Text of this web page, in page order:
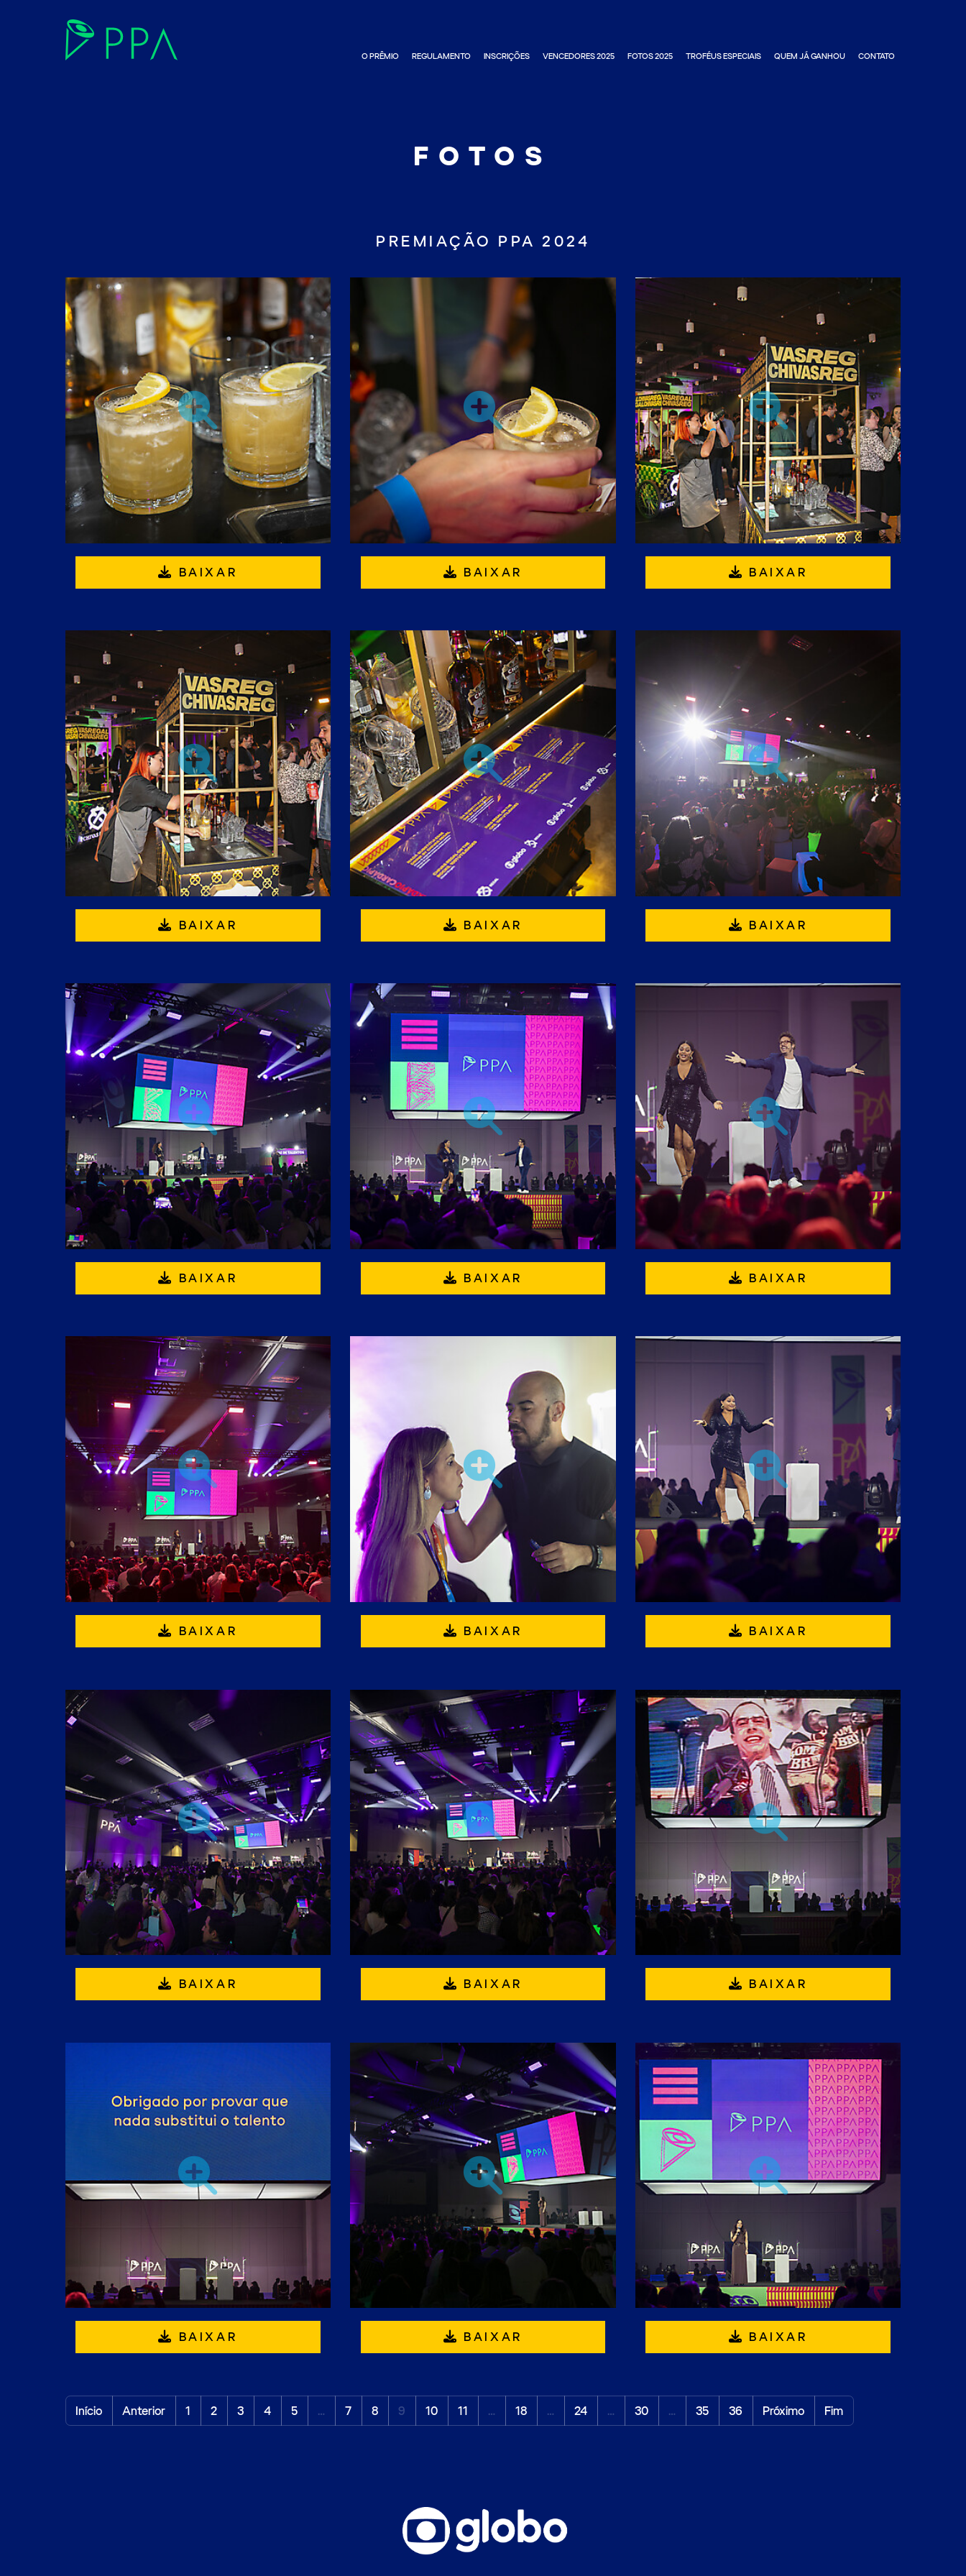
O PRÊMIO REGULAMENTO INSCRIÇÕES VENCEDORES 2025 FOTOS 2025 TROFÉUS ESPECIAIS QUEM JÁ GANHOU CONTATO
FOTOS
PREMIAÇÃO PPA 2024
BAIXAR BAIXAR BAIXAR
BAIXAR BAIXAR BAIXAR
BAIXAR BAIXAR BAIXAR
BAIXAR BAIXAR BAIXAR
BAIXAR BAIXAR BAIXAR
BAIXAR BAIXAR BAIXAR
Início Anterior 1 2 3 4 5 … 7 8 9 10 11 … 18 … 24 … 30 … 35 36 Próximo Fim